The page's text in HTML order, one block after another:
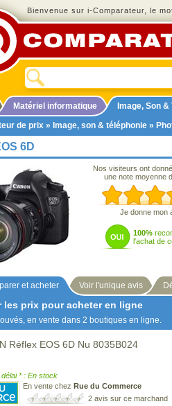
Bienvenue sur i-Comparateur, le
Matériel informatique Image, Son
de prix » Image, son & téléphonie »
6D
Nos visiteurs ont
une note moyenne
Je donne mon
100%
l'achat de
et acheter Voir l'unique avis
les prix pour acheter en ligne
en vente dans 2 boutiques en ligne.
Réflex EOS 6D Nu 8035B024
* : En stock
En vente chez Rue du Commerce
2 avis sur ce marchand